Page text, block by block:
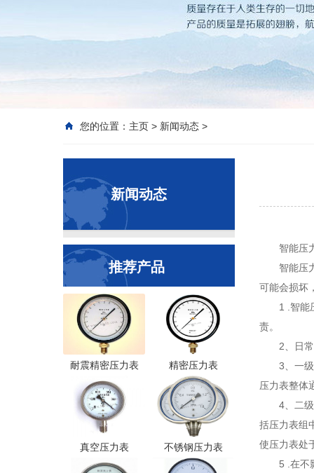
您的位置： 主页 > 新闻动态 >
新闻动态
推荐产品
耐震精密压力表 精密压力表
真空压力表 不锈钢压力表
智能压
智能压
可能会损坏
1 .智能
责。
2、日
3、一
压力表整体
4、二
括压力表组
使压力表处
5 .在不